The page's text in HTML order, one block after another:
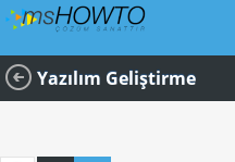
Yazılım Geliştirme